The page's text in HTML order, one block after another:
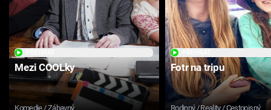
Mezi COOLky
Komedie / Zábavný
Fotr na tripu
Rodinný / Reality / Cestopisný